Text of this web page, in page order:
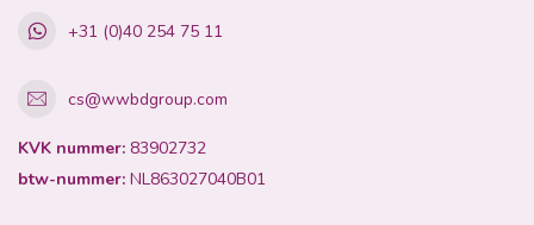
+31 (0)40 254 75 11
cs@wwbdgroup.com
KVK nummer: 83902732
btw-nummer: NL863027040B01